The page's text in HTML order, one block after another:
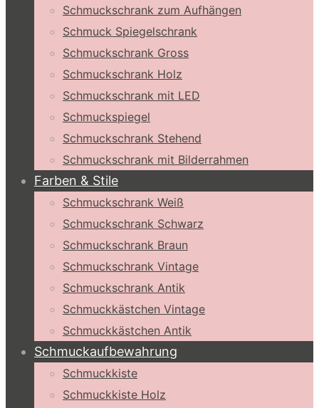
Schmuckschrank zum Aufhängen
Schmuck Spiegelschrank
Schmuckschrank Gross
Schmuckschrank Holz
Schmuckschrank mit LED
Schmuckspiegel
Schmuckschrank Stehend
Schmuckschrank mit Bilderrahmen
Farben & Stile
Schmuckschrank Weiß
Schmuckschrank Schwarz
Schmuckschrank Braun
Schmuckschrank Vintage
Schmuckschrank Antik
Schmuckkästchen Vintage
Schmuckkästchen Antik
Schmuckaufbewahrung
Schmuckkiste
Schmuckkiste Holz